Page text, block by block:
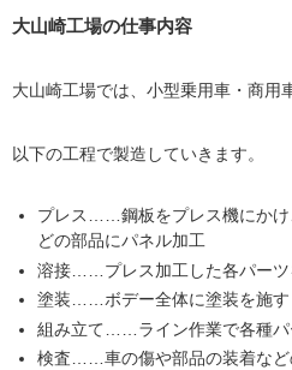
大山崎工場の仕事内容
大山崎工場では、小型乗用車・商用
以下の工程で製造していきます。
プレス……鋼板をプレス機にかけ
どの部品にパネル加工
溶接……プレス加工した各パーツ
塗装……ボデー全体に塗装を施す
組み立て……ライン作業で各種パ
検査……車の傷や部品の装着など